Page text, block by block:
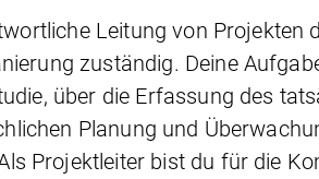
Leitung von Projekten
zuständig. Deine
über die Erfassung des
Planung und
Projektleiter bist du für die